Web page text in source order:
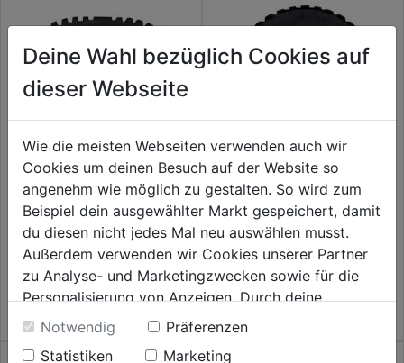
0.0 (0)
0.0
von
Sternen.
3,49€
0.0 (0)
0.0
von
5
Sternen.
3,49€
Deine Wahl bezüglich Cookies auf
dieser Webseite
Wie die meisten Webseiten verwenden auch wir
Cookies um deinen Besuch auf der Website so
angenehm wie möglich zu gestalten. So wird zum
Beispiel dein ausgewählter Markt gespeichert, damit
du diesen nicht jedes Mal neu auswählen musst.
Außerdem verwenden wir Cookies unserer Partner
zu Analyse- und Marketingzwecken sowie für die
Personalisierung von Anzeigen. Durch deine
Einwilligung werden die Daten von Drittanbieter,
unter anderem auch in den USA, verarbeitet.
Notwendig
Präferenzen
Statistiken
Marketing